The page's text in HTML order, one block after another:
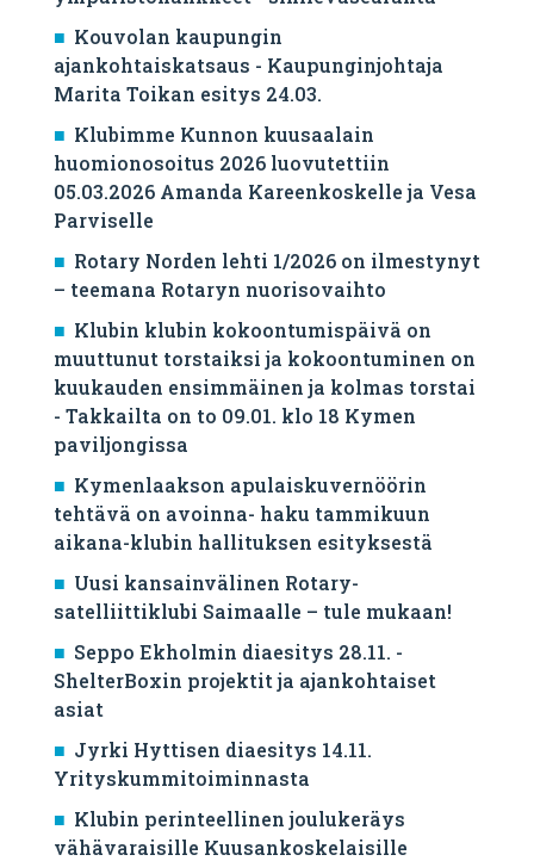
Kouvolan kaupungin
ajankohtaiskatsaus - Kaupunginjohtaja
Marita Toikan esitys 24.03.
Klubimme Kunnon kuusaalain
huomionosoitus 2026 luovutettiin
05.03.2026 Amanda Kareenkoskelle ja Vesa
Parviselle
​Rotary Norden lehti 1/2026 on ilmestynyt
– teemana Rotaryn nuorisovaihto
Klubin klubin kokoontumispäivä on
muuttunut torstaiksi ja kokoontuminen on
kuukauden ensimmäinen ja kolmas torstai
- Takkailta on to 09.01. klo 18 Kymen
paviljongissa
Kymenlaakson apulaiskuvernöörin
tehtävä on avoinna- haku tammikuun
aikana-klubin hallituksen esityksestä
Uusi kansainvälinen Rotary-
satelliittiklubi Saimaalle – tule mukaan!
Seppo Ekholmin diaesitys 28.11. -
ShelterBoxin projektit ja ajankohtaiset
asiat
Jyrki Hyttisen diaesitys 14.11.
Yrityskummitoiminnasta
Klubin perinteellinen joulukeräys
vähävaraisille Kuusankoskelaisille